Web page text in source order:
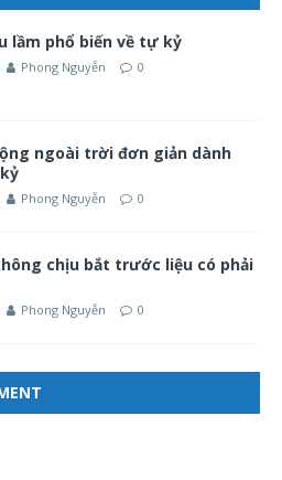
lầm phổ biến về tự kỷ
Phong Nguyễn 0
ngoài trời đơn giản dành
Phong Nguyễn 0
chịu bắt trước liệu có phải
Phong Nguyễn 0